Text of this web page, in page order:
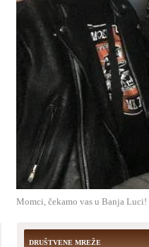
Momci, čekamo vas u Banja Luci!
DRUŠTVENE MREŽE